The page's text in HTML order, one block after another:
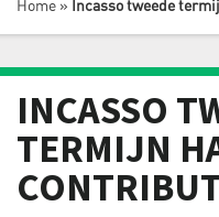
Home » Incasso tweede
INCASSO
TERMIJN